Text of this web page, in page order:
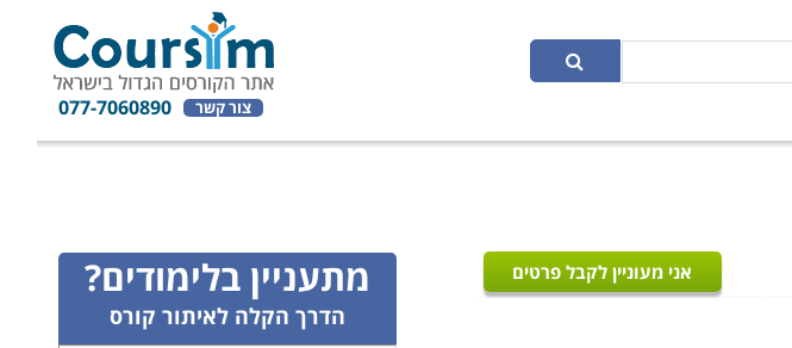
צור קשר 077-7060890
אני מעוניין לקבל פרטים מתעניין בלימודים?
הדרך הקלה לאיתור קורס